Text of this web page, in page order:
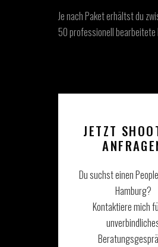
Je nach Paket erhältst du
50 professionell bearbeitete
JETZT
Du suchst einen
Hamburg?
Kontaktiere mich